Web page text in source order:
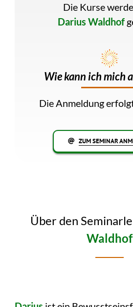
Die Kurse
Darius Waldhof
Wie kann ich mich
Die Anmeldung
ZUM SEMINAR
Über den
Waldhof